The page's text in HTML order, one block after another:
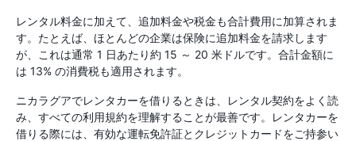
レンタル料金に加えて、追加料金や税金も合計費用に加算されま
す。たとえば、ほとんどの企業は保険に追加料金を請求します
が、これは通常 1 日あたり約 15 ～ 20 米ドルです。合計金額に
は 13% の消費税も適用されます。
ニカラグアでレンタカーを借りるときは、レンタル契約をよく読
み、すべての利用規約を理解することが最善です。レンタカーを
借りる際には、有効な運転免許証とクレジットカードをご持参い